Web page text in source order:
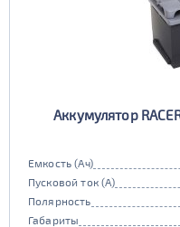
Аккумулятор
Емкость (Ач)
Пусковой ток (А)
Полярность
Габариты